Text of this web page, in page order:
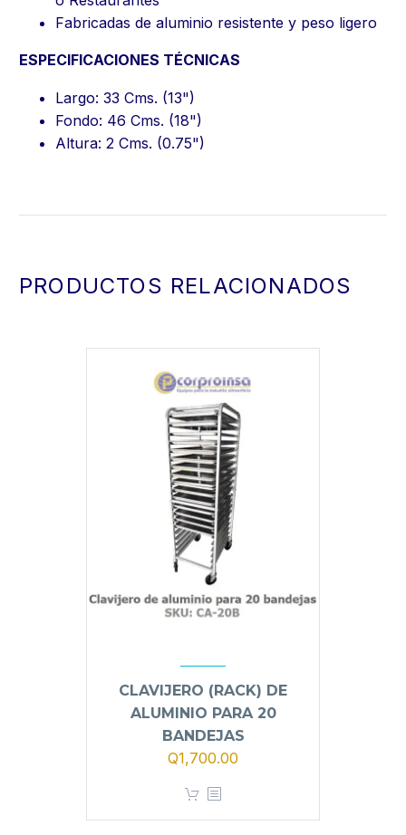
Fabricadas de aluminio resistente y peso ligero
ESPECIFICACIONES TÉCNICAS
Largo: 33 Cms. (13")
Fondo: 46 Cms. (18")
Altura: 2 Cms. (0.75")
PRODUCTOS RELACIONADOS
CLAVIJERO (RACK) DE
ALUMINIO PARA 20
BANDEJAS
Q1,700.00